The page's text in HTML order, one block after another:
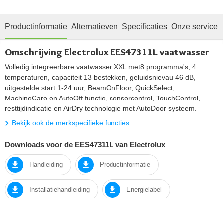
Productinformatie Alternatieven Specificaties Onze service
Omschrijving Electrolux EES47311L vaatwasser
Volledig integreerbare vaatwasser XXL met8 programma's, 4
temperaturen, capaciteit 13 bestekken, geluidsnievau 46 dB,
uitgestelde start 1-24 uur, BeamOnFloor, QuickSelect,
MachineCare en AutoOff functie, sensorcontrol, TouchControl,
resttijdindicatie en AirDry technologie met AutoDoor systeem.
Bekijk ook de merkspecifieke functies
Downloads voor de EES47311L van Electrolux
Handleiding Productinformatie
Installatiehandleiding Energielabel